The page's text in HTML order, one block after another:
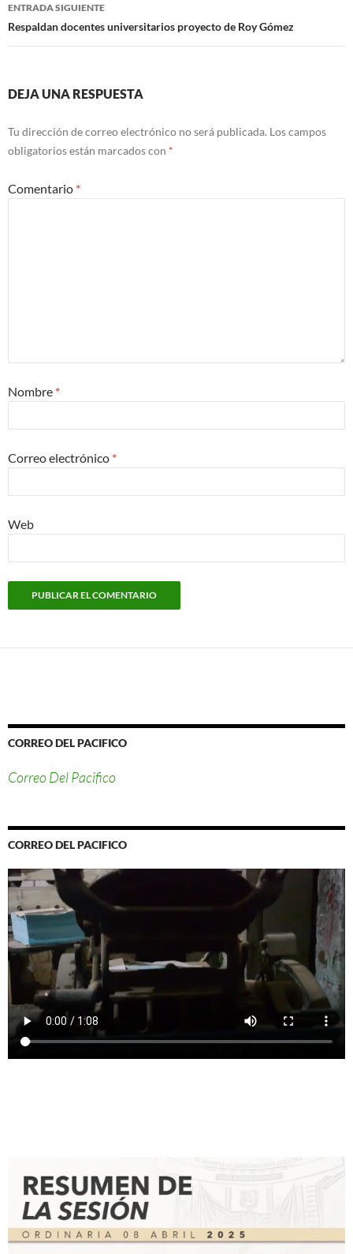
ENTRADA SIGUIENTE
Respaldan docentes universitarios proyecto de Roy Gómez
DEJA UNA RESPUESTA
Tu dirección de correo electrónico no será publicada. Los campos
obligatorios están marcados con *
Comentario *
Nombre *
Correo electrónico *
Web
CORREO DEL PACIFICO
Correo Del Pacifico
CORREO DEL PACIFICO